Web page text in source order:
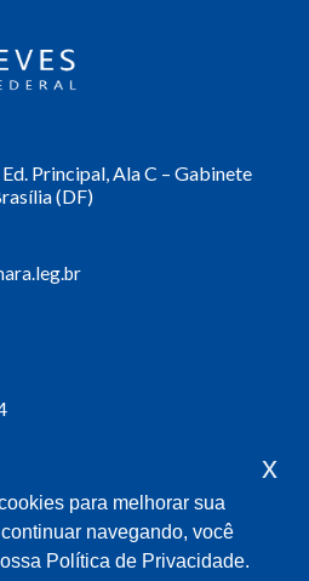
Ed. Principal, Ala C – Gabinete
(DF)
para melhorar sua
navegando, você
Política de Privacidade.
x